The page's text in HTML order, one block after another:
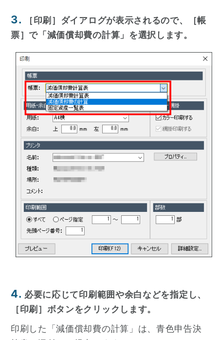
3.
［印刷］ダイアログが表示されるので、［帳
票］で「減価償却費の計算」を選択します。
4. 必要に応じて印刷範囲や余白などを指定し、
［印刷］ボタンをクリックします。
印刷した「減価償却費の計算」は、青色申告決